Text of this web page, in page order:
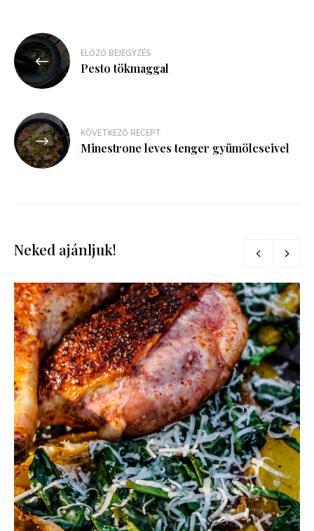
Bejegyzés
navigáció
ELŐZŐ BEJEGYZÉS
Pesto tökmaggal
KÖVETKEZŐ RECEPT
Minestrone leves tenger gyümölcseivel
Neked ajánljuk!